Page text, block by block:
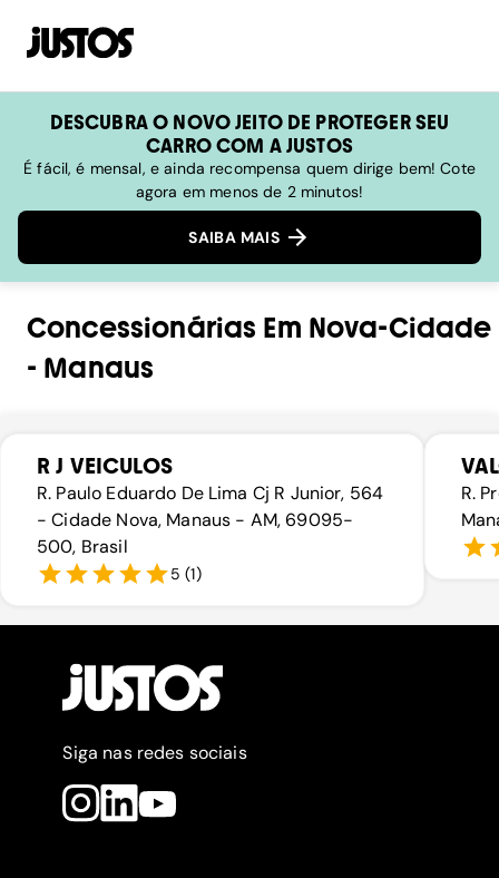
DESCUBRA O NOVO JEITO DE PROTEGER SEU
CARRO COM A JUSTOS
É fácil, é mensal, e ainda recompensa quem dirige bem! Cote
agora em menos de 2 minutos!
SAIBA MAIS
Concessionárias Em Nova-Cidade
- Manaus
R J VEICULOS
R. Paulo Eduardo De Lima Cj R Junior, 564
- Cidade Nova, Manaus - AM, 69095-
500, Brasil
5 (1)
R.
Siga nas redes sociais